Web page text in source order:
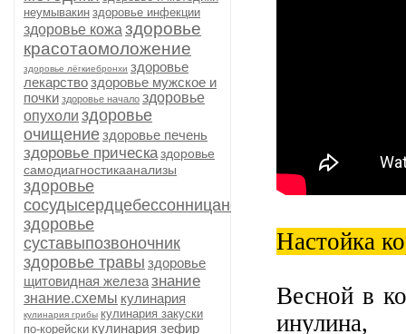
неумывакин здоровье инфекции
здоровье кожа здоровье
красотаомоложение
здоровье лёгкиебронхи здоровье
лекарствоздоровье мужское и
почки здоровье начало здоровье
опухоли здоровье
очищениездоровье печень
здоровье прическаздоровье
самодиагностикаанализы
здоровье
сосудысердцебессонницанервыиммунитет
здоровье
суставыпозвоночник
здоровье травы здоровье
щитовидная железазнание
знание.схемы кулинария
кулинария грибы кулинария закуски
по-корейски кулинария зефир
Настойка
Весной в